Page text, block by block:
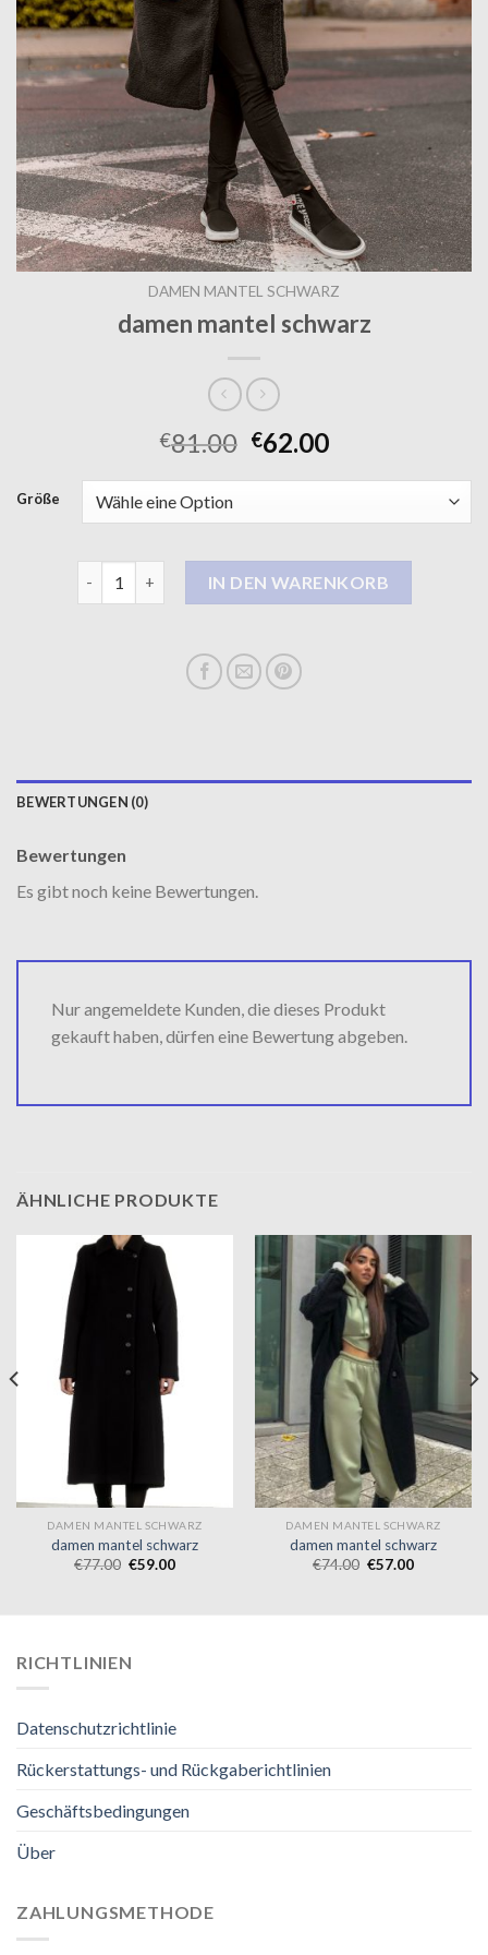
DAMEN MANTEL SCHWARZ
damen mantel schwarz
€81.00 €62.00
Größe
IN DEN WARENKORB
BEWERTUNGEN (0)
Bewertungen
Es gibt noch keine Bewertungen.
Nur angemeldete Kunden, die dieses Produkt
gekauft haben, dürfen eine Bewertung abgeben.
ÄHNLICHE PRODUKTE
DAMEN MANTEL SCHWARZ
damen mantel schwarz
€77.00 €59.00
DAMEN MANTEL SCHWARZ
damen mantel schwarz
€74.00 €57.00
RICHTLINIEN
Datenschutzrichtlinie
Rückerstattungs- und Rückgaberichtlinien
Geschäftsbedingungen
Über
ZAHLUNGSMETHODE